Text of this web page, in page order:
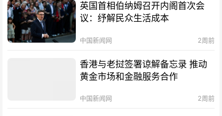
英国首相伯纳姆召开内阁首次会
议：纾解民众生活成本
中国新闻网 2周前
香港与老挝签署谅解备忘录 推动
黄金市场和金融服务合作
中国新闻网 2周前